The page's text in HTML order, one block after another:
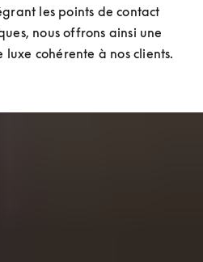
les points de contact
nous offrons ainsi une
luxe cohérente à nos clients.